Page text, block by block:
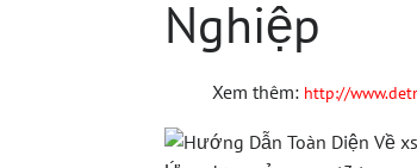
Nghiệp
Xem thêm: http://